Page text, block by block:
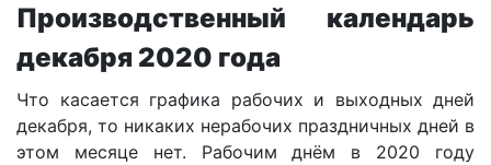
Производственный календарь
декабря 2020 года
Что касается графика рабочих и выходных дней
декабря, то никаких нерабочих праздничных дней в
этом месяце нет. Рабочим днём в 2020 году